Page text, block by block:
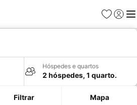
Favoritos
Iniciar
Hóspedes e quartos
2 hóspedes, 1 quarto.
Filtrar Mapa